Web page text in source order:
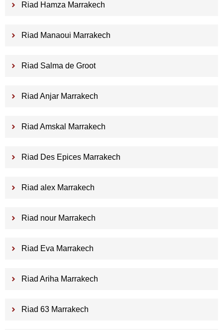
Riad Hamza Marrakech
Riad Manaoui Marrakech
Riad Salma de Groot
Riad Anjar Marrakech
Riad Amskal Marrakech
Riad Des Epices Marrakech
Riad alex Marrakech
Riad nour Marrakech
Riad Eva Marrakech
Riad Ariha Marrakech
Riad 63 Marrakech